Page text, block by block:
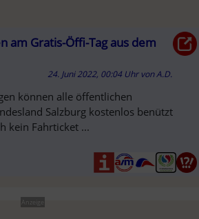
am Gratis-Öffi-Tag aus dem
24. Juni 2022, 00:04 Uhr vonA.D.
können alle öffentlichen
Salzburg kostenlos benützt
kein Fahrticket ...
Anzeige